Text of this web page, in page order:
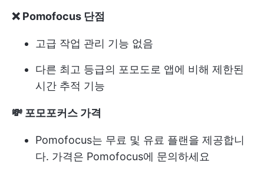
❌ Pomofocus 단점
고급 작업 관리 기능 없음
다른 최고 등급의 포모도로 앱에 비해 제한된
시간 추적 기능
💸 포모포커스 가격
Pomofocus는 무료 및 유료 플랜을 제공합니
다. 가격은 Pomofocus에 문의하세요